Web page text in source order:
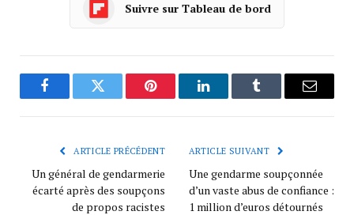
Suivre sur Tableau de bord
FacebookTwitter Pinterest LinkedInTumblr
ARTICLE PRÉCÉDENT
Un général de gendarmerie
écarté après des soupçons
de propos racistes
ARTICLE SUIVANT
Une gendarme soupçonnée
d’un vaste abus de confiance :
1 million d’euros détournés